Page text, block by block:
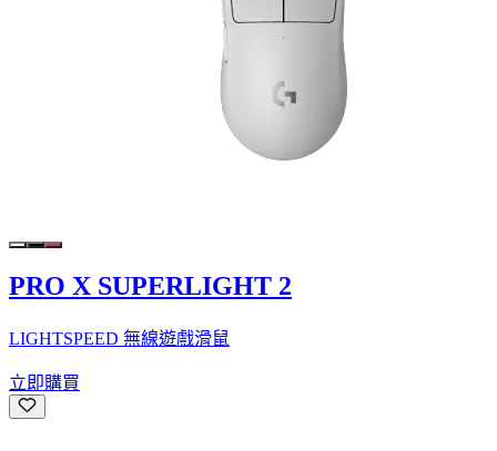
PRO X SUPERLIGHT 2
LIGHTSPEED 無線遊戲滑鼠
立即購買